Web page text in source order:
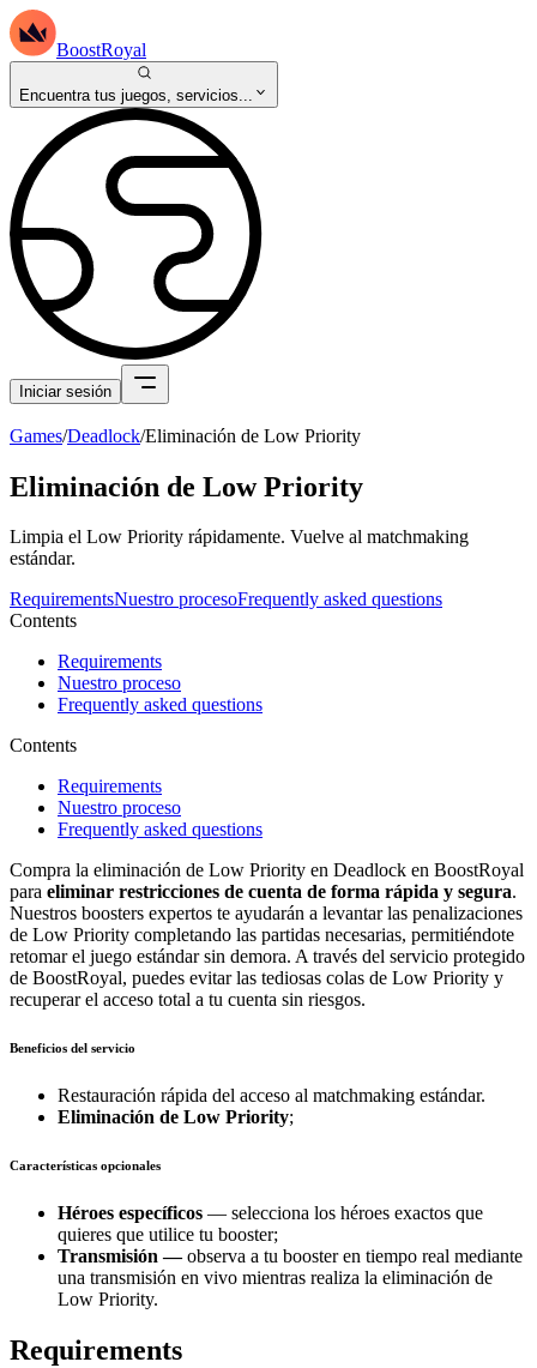
BoostRoyal
Encuentra tus juegos, servicios...
Iniciar sesión
Games/Deadlock/Eliminación de Low Priority
Eliminación de Low Priority
Limpia el Low Priority rápidamente. Vuelve al matchmaking
estándar.
RequirementsNuestro procesoFrequently asked questions
Contents
Requirements
Nuestro proceso
Frequently asked questions
Contents
Requirements
Nuestro proceso
Frequently asked questions
Compra la eliminación de Low Priority en Deadlock en BoostRoyal
para eliminar restricciones de cuenta de forma rápida y segura.
Nuestros boosters expertos te ayudarán a levantar las penalizaciones
de Low Priority completando las partidas necesarias, permitiéndote
retomar el juego estándar sin demora. A través del servicio protegido
de BoostRoyal, puedes evitar las tediosas colas de Low Priority y
recuperar el acceso total a tu cuenta sin riesgos.
Beneficios del servicio
Restauración rápida del acceso al matchmaking estándar.
Eliminación de Low Priority;
Características opcionales
Héroes específicos — selecciona los héroes exactos que
quieres que utilice tu booster;
Transmisión — observa a tu booster en tiempo real mediante
una transmisión en vivo mientras realiza la eliminación de
Low Priority.
Requirements